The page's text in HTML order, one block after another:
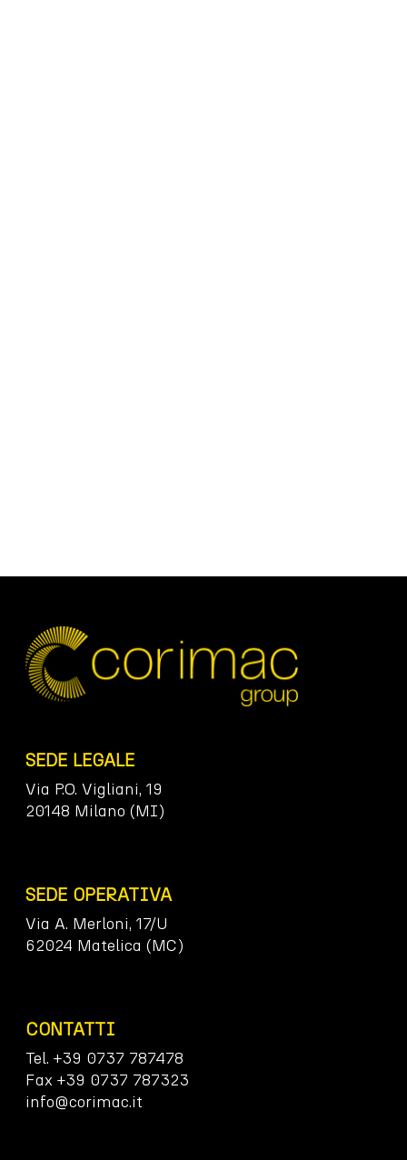
SEDE LEGALE
Via P.O. Vigliani, 19
20148 Milano (MI)
SEDE OPERATIVA
Via A. Merloni, 17/U
62024 Matelica (MC)
CONTATTI
Tel. +39 0737 787478
Fax +39 0737 787323
info@corimac.it